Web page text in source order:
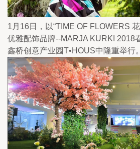
1月16日，以“TIME OF FLOWERS
优雅配饰品牌--MARJA KURKI 2018
鑫桥创意产业园T•HOUS中隆重举行。